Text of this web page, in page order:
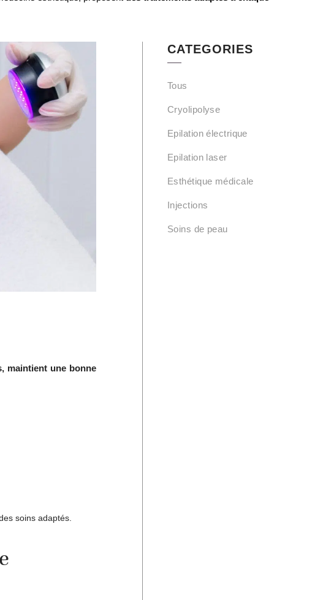
CATEGORIES
Tous
Cryolipolyse
Epilation électrique
Epilation laser
Esthétique médicale
Injections
Soins de peau
maintient une bonne
soins adaptés.